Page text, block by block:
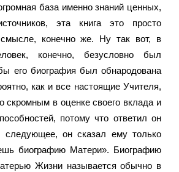
база именно знаний ценных,
эта книга это просто
конечно же. Ну так вот, в
конечно, безусловно был
его биография был обнародована
как и все настоящие Учителя,
скромным в оценке своего вклада и
потому что ответил он
он сказал ему только
биографию Матери». Биографию
Жизни называется обычно в